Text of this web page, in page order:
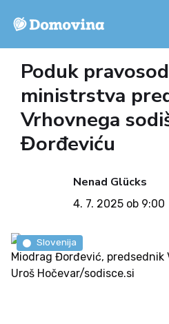
Poduk
ministrstva
Vrhovnega
Đorđeviću
Nenad Glücks
4. 7. 2025 ob 9:00
Miodrag Đorđević, predsednik
Uroš Hočevar/sodisce.si
Slovenija